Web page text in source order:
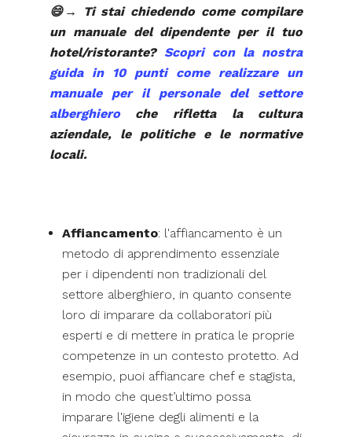
😄→ Ti stai chiedendo come compilare
un manuale del dipendente per il tuo
hotel/ristorante? Scopri con la nostra
guida in 10 punti come realizzare un
manuale per il personale del settore
alberghieroche rifletta la cultura
aziendale, le politiche e le normative
locali.
Affiancamento: l'affiancamento è un
metodo di apprendimento essenziale
per i dipendenti non tradizionali del
settore alberghiero, in quanto consente
loro di imparare da collaboratori più
esperti e di mettere in pratica le proprie
competenze in un contesto protetto. Ad
esempio, puoi affiancare chef e stagista,
in modo che quest’ultimo possa
imparare l'igiene degli alimenti e la